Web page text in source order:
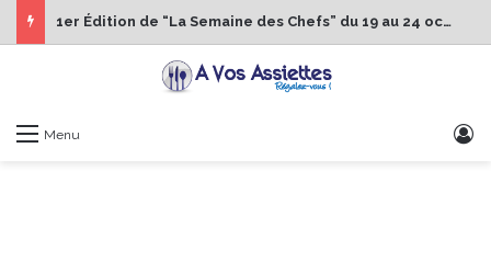
1er Édition de “La Semaine des Chefs” du 19 au 24 octobre 2026
Menu